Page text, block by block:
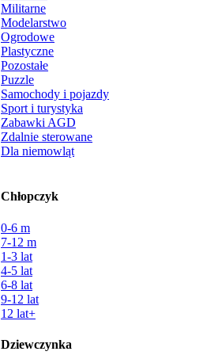
Militarne
Modelarstwo
Ogrodowe
Plastyczne
Pozostałe
Puzzle
Samochody i pojazdy
Sport i turystyka
Zabawki AGD
Zdalnie sterowane
Dla niemowląt
Chłopczyk
0-6 m
7-12 m
1-3 lat
4-5 lat
6-8 lat
9-12 lat
12 lat+
Dziewczynka